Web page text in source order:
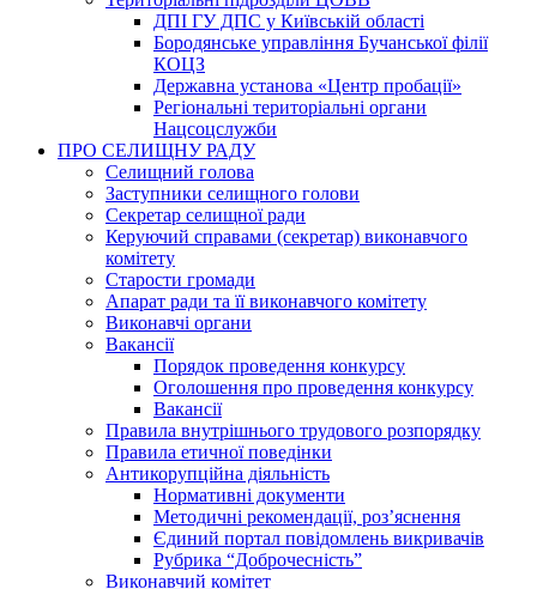
ДПІ ГУ ДПС у Київській області
Бородянське управління Бучанської філії
КОЦЗ
Державна установа «Центр пробації»
Регіональні територіальні органи
Нацсоцслужби
ПРО СЕЛИЩНУ РАДУ
Селищний голова
Заступники селищного голови
Секретар селищної ради
Керуючий справами (секретар) виконавчого
комітету
Старости громади
Апарат ради та її виконавчого комітету
Виконавчі органи
Вакансії
Порядок проведення конкурсу
Оголошення про проведення конкурсу
Вакансії
Правила внутрішнього трудового розпорядку
Правила етичної поведінки
Антикорупційна діяльність
Нормативні документи
Методичні рекомендації, роз’яснення
Єдиний портал повідомлень викривачів
Рубрика “Доброчесність”
Виконавчий комітет